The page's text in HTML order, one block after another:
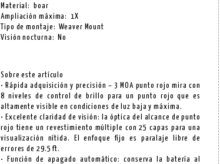
Material: boar
Ampliación máxima: 1X
Tipo de montaje: Weaver Mount
Visión nocturna: No
Sobre este artículo
• Rápida adquisición y precisión – 3 MOA punto rojo mira con
8 niveles de control de brillo para un punto rojo que es
altamente visible en condiciones de luz baja y máxima.
• Excelente claridad de visión: la óptica del alcance de punto
rojo tiene un revestimiento múltiple con 25 capas para una
visualización nítida. El enfoque fijo es paralaje libre de
errores de 29.5 ft.
• Función de apagado automático: conserva la batería al